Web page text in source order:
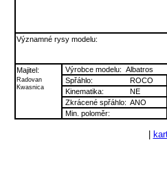
Významné rysy modelu:
Majitel:
Radovan
Kwasnica
Výrobce modelu: Albatros
Spřáhlo:
ROCO
Kinematika:
NE
Zkrácené spřáhlo: ANO
Min. poloměr: